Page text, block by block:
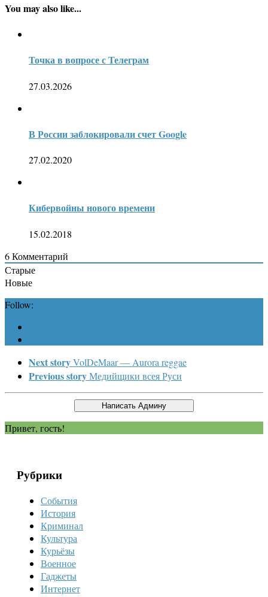
You may also like...
Точка в вопросе с Телеграм
27.03.2026
В России заблокировали счет Google
27.02.2020
Кибервойны нового времени
15.02.2018
6Комментарий
Старые
Новые
Follow:
Next storyVolDeMaar — Aurora reggae
Previous storyМедийщики всея Руси
Привет, гость!
Рубрики
События
История
Криминал
Культура
Курьёзы
Военное
Гаджеты
Интернет